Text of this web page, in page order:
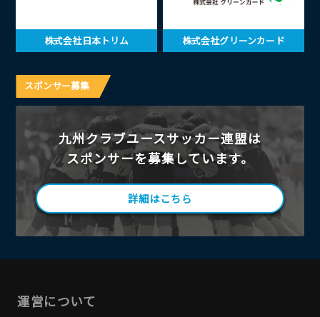
株式会社日本トリム 株式会社グリーンカード
スポンサー募集
九州クラブユースサッカー連盟は
スポンサーを募集しています。
詳細はこちら
運営について